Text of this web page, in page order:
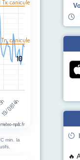
10
10
19/08 14h
meteo-npdc.fr
Tx. canicule
canicule
min. la
🔥